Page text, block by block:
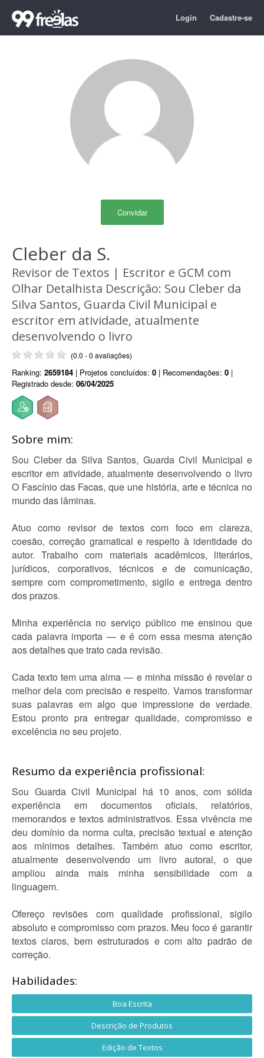
Login Cadastre-se
Convidar
Cleber da S.
Revisor de Textos | Escritor e GCM com
Olhar Detalhista Descrição: Sou Cleber da
Silva Santos, Guarda Civil Municipal e
escritor em atividade, atualmente
desenvolvendo o livro
(0.0 - 0 avaliações)
Ranking: 2659184 | Projetos concluídos: 0 | Recomendações: 0 |
Registrado desde: 06/04/2025
Sobre mim:
Sou Cleber da Silva Santos, Guarda Civil Municipal e
escritor em atividade, atualmente desenvolvendo o livro
O Fascínio das Facas, que une história, arte e técnica no
mundo das lâminas.
Atuo como revisor de textos com foco em clareza,
coesão, correção gramatical e respeito à identidade do
autor. Trabalho com materiais acadêmicos, literários,
jurídicos, corporativos, técnicos e de comunicação,
sempre com comprometimento, sigilo e entrega dentro
dos prazos.
Minha experiência no serviço público me ensinou que
cada palavra importa — e é com essa mesma atenção
aos detalhes que trato cada revisão.
Cada texto tem uma alma — e minha missão é revelar o
melhor dela com precisão e respeito. Vamos transformar
suas palavras em algo que impressione de verdade.
Estou pronto pra entregar qualidade, compromisso e
excelência no seu projeto.
Resumo da experiência profissional:
Sou Guarda Civil Municipal há 10 anos, com sólida
experiência em documentos oficiais, relatórios,
memorandos e textos administrativos. Essa vivência me
deu domínio da norma culta, precisão textual e atenção
aos mínimos detalhes. Também atuo como escritor,
atualmente desenvolvendo um livro autoral, o que
ampliou ainda mais minha sensibilidade com a
linguagem.
Ofereço revisões com qualidade profissional, sigilo
absoluto e compromisso com prazos. Meu foco é garantir
textos claros, bem estruturados e com alto padrão de
correção.
Habilidades:
Boa Escrita
Descrição de Produtos
Edição de Textos